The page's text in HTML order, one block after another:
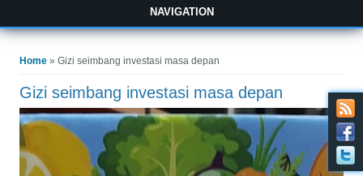
NAVIGATION
Home » Gizi seimbang investasi masa depan
Gizi seimbang investasi masa depan